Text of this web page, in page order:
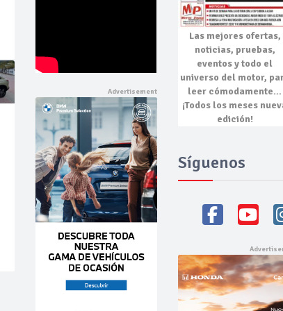
Las mejores ofertas,
noticias, pruebas,
eventosy todo el
universo del motor,
leer cómodamente…
¡Todos los meses
edición!
Síguenos